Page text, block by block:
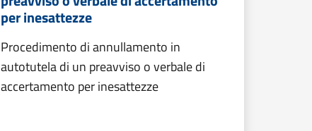
per inesattezze
Procedimento di annullamento in
autotutela di un preavviso o verbale di
accertamento per inesattezze